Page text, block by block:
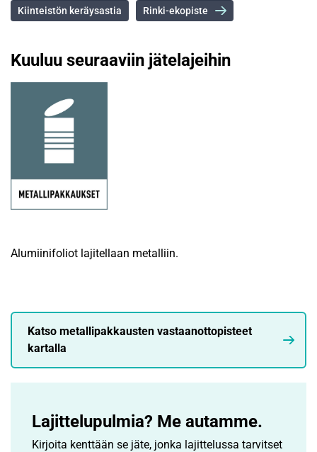
Kiinteistön keräysastia Rinki-ekopiste
Kuuluu seuraaviin jätelajeihin
Alumiinifoliot lajitellaan metalliin.
Katso metallipakkausten vastaanottopisteet
kartalla
Lajittelupulmia? Me autamme.
Kirjoita kenttään se jäte, jonka lajittelussa tarvitset